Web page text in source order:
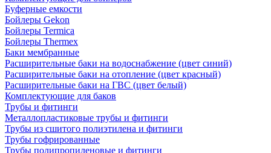
Буферные емкости
Бойлеры Gekon
Бойлеры Termica
Бойлеры Thermex
Баки мембранные
Расширительные баки на водоснабжение (цвет синий)
Расширительные баки на отопление (цвет красный)
Расширительные баки на ГВС (цвет белый)
Комплектующие для баков
Трубы и фитинги
Металлопластиковые трубы и фитинги
Трубы из сшитого полиэтилена и фитинги
Трубы гофрированные
Трубы полипропиленовые и фитинги